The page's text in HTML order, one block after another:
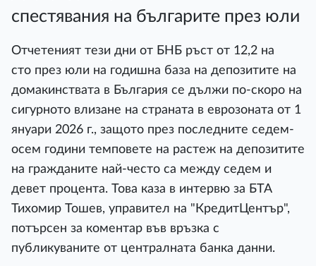
спестявания на българите през юли
Отчетеният тези дни от БНБ ръст от 12,2 на
сто през юли на годишна база на депозитите на
домакинствата в България се дължи по-скоро на
сигурното влизане на страната в еврозоната от 1
януари 2026 г., защото през последните седем-
осем години темповете на растеж на депозитите
на гражданите най-често са между седем и
девет процента. Това каза в интервю за БТА
Тихомир Тошев, управител на "КредитЦентър",
потърсен за коментар във връзка с
публикуваните от централната банка данни.